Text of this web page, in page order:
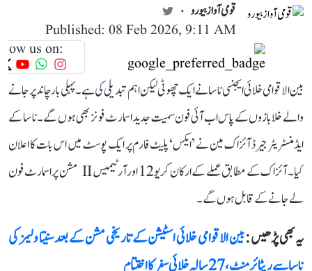
قومی آواز بیورو
Published: 08 Feb 2026, 9:11 AM
us on:
بین الاقوامی خلائی ایجنسی ناسا نے ایک چھوٹی لیکن اہم تبدیلی کی ہے۔ پہلی بار چاند پر جانے
والے خلابازوں کے پاس اب آئی فون سمیت جدید اسمارٹ فونز بھی ہوں گے۔ ناسا کے
ایڈمنسٹریٹر جیرڈ آئزاک مین نے ’ایکس‘ پلیٹ فارم پر ایک پوسٹ میں اس بات کا اعلان
کیا۔ آئزاک کے مطابق عملے کے ارکان کریو 12 اور آرٹیمیس II مشن پر اسمارٹ فون
لے جانے کے قابل ہوں گے۔
یہ بھی پڑھیں :بین الاقوامی خلائی اسٹیشن کے تاریخی مشن کے بعد سنیتا ولیمز کی
ناسا سے ریٹائرمنٹ، 27 سالہ خلائی سفر کا اختتام